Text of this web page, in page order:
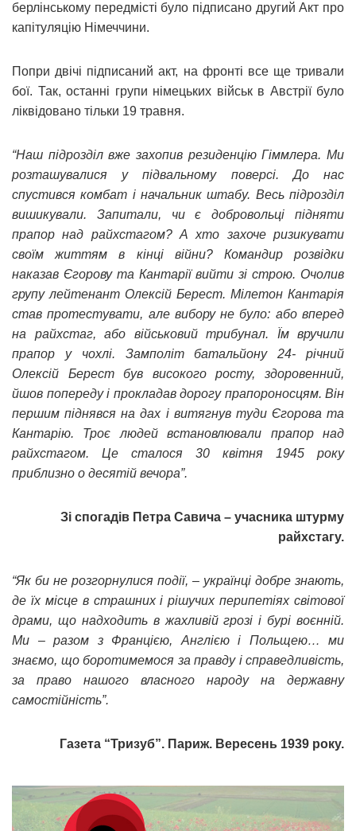
берлінському передмісті було підписано другий Акт про
капітуляцію Німеччини.
Попри двічі підписаний акт, на фронті все ще тривали
бої. Так, останні групи німецьких військ в Австрії було
ліквідовано тільки 19 травня.
“Наш підрозділ вже захопив резиденцію Гіммлера. Ми
розташувалися у підвальному поверсі. До нас
спустився комбат і начальник штабу. Весь підрозділ
вишикували. Запитали, чи є добровольці підняти
прапор над райхстагом? А хто захоче ризикувати
своїм життям в кінці війни? Командир розвідки
наказав Єгорову та Кантарії вийти зі строю. Очолив
групу лейтенант Олексій Берест. Мілетон Кантарія
став протестувати, але вибору не було: або вперед
на райхстаг, або військовий трибунал. Їм вручили
прапор у чохлі. Замполіт батальйону 24- річний
Олексій Берест був високого росту, здоровенний,
йшов попереду і прокладав дорогу прапороносцям. Він
першим піднявся на дах і витягнув туди Єгорова та
Кантарію. Троє людей встановлювали прапор над
райхстагом. Це сталося 30 квітня 1945 року
приблизно о десятій вечора”.
Зі спогадів Петра Савича – учасника штурму
райхстагу.
“Як би не розгорнулися події, – українці добре знають,
де їх місце в страшних і рішучих перипетіях світової
драми, що надходить в жахливій грозі і бурі воєнній.
Ми – разом з Францією, Англією і Польщею… ми
знаємо, що боротимемося за правду і справедливість,
за право нашого власного народу на державну
самостійність”.
Газета “Тризуб”. Париж. Вересень 1939 року.